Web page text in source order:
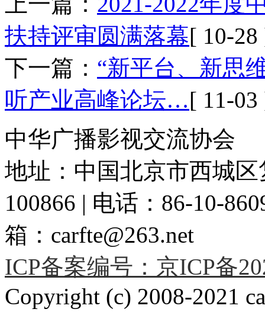
扶持评审圆满落幕[ 10-28
下一篇： “新平台、新思
听产业高峰论坛…[ 11-03
中华广播影视交流协会
地址：中国北京市西城
100866 | 电话：86-10-
箱：carfte@263.net
ICP备案编号：京ICP备
Copyright (c) 2008-2021